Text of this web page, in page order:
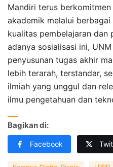
Mandiri terus
akademik melalui
kualitas pembelajaran dan
adanya sosialisasi ini,
penyusunan tugas akhir
lebih terarah, terstandar,
ilmiah yang unggul dan
ilmu pengetahuan dan
Bagikan di:
Facebook